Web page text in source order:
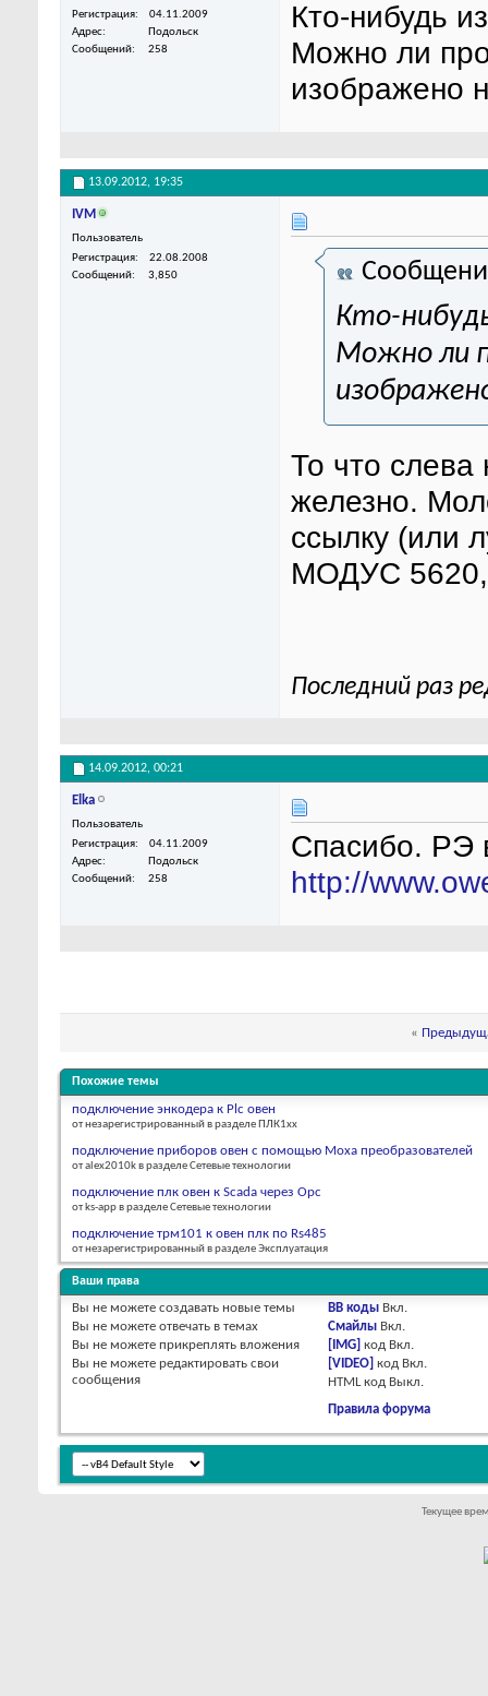
Регистрация
04.11.2009
Адрес
Подольск
Сообщений
258
Кто-нибудь
Можно ли
изображено
13.09.2012, 19:35
IVM
Пользователь
Регистрация
22.08.2008
Сообщений
3,850
Кто-
Можно ли
То что слева
железно.
ссылку (или
МОДУС 5620,
Последний раз
14.09.2012, 00:21
Elka
Пользователь
Регистрация
04.11.2009
Адрес
Подольск
Сообщений
258
Спасибо. РЭ
http://
«
Похожие темы
подключение энкодера к Plc овен
от незарегистрированный в разделе ПЛК1хх
подключение приборов овен с помощью Moxa преобразователей
от alex2010k в разделе Сетевые технологии
подключение плк овен к Scada через Opc
от ks-app в разделе Сетевые технологии
подключение трм101 к овен плк по Rs485
от незарегистрированный в разделе Эксплуатация
Ваши права
Вы не можете создавать новые темы
Вы не можете отвечать в темах
Вы не можете прикреплять вложения
Вы не можете редактировать свои
сообщения
BB коды Вкл.
Смайлы Вкл.
[IMG] код Вкл.
[VIDEO] код Вкл.
HTML код Выкл.
Правила форума
Текущее